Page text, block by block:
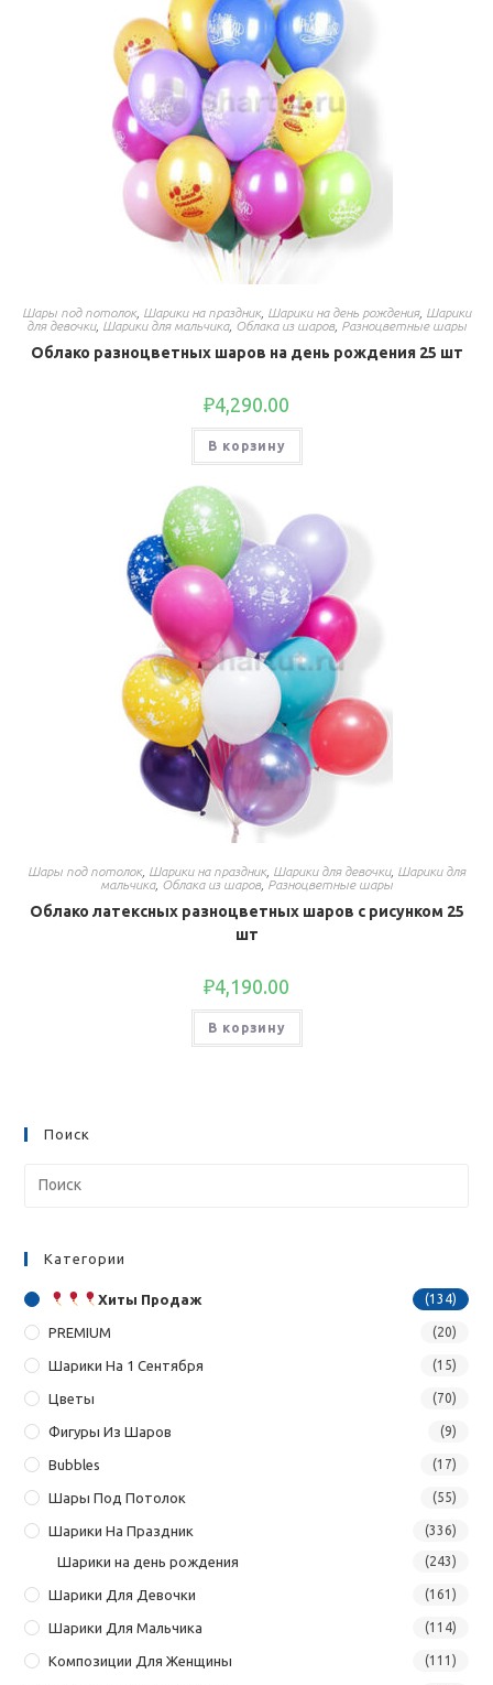
Шары под потолок, Шарики на праздник, Шарики на день рождения, Шарики
для девочки, Шарики для мальчика, Облака из шаров, Разноцветные шары
Облако разноцветных шаров на день рождения 25 шт
₽4,290.00
В корзину
Шары под потолок, Шарики на праздник, Шарики для девочки, Шарики для
мальчика, Облака из шаров, Разноцветные шары
Облако латексных разноцветных шаров с рисунком 25
шт
₽4,190.00
В корзину
Поиск
Категории
Хиты Продаж (134)
PREMIUM (20)
Шарики На 1 Сентября (15)
Цветы (70)
Фигуры Из Шаров (9)
Bubbles (17)
Шары Под Потолок (55)
Шарики На Праздник (336)
Шарики на день рождения (243)
Шарики Для Девочки (161)
Шарики Для Мальчика (114)
Композиции Для Женщины (111)